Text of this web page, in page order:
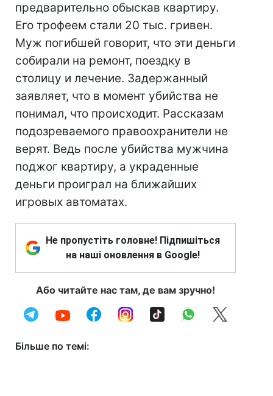
предварительно обыскав квартиру.
Его трофеем стали 20 тыс. гривен.
Муж погибшей говорит, что эти деньги
собирали на ремонт, поездку в
столицу и лечение. Задержанный
заявляет, что в момент убийства не
понимал, что происходит. Рассказам
подозреваемого правоохранители не
верят. Ведь после убийства мужчина
поджог квартиру, а украденные
деньги проиграл на ближайших
игровых автоматах.
Не пропустіть головне! Підпишіться
на наші оновлення в Google!
Або читайте нас там, де вам зручно!
Більше по темі: